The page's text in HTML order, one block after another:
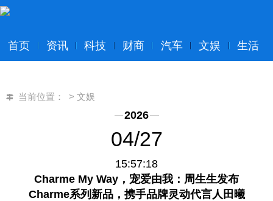
首页 资讯 科技 财商 汽车 文娱 生活
当前位置： > 文娱
2026
04/27
15:57:18
Charme My Way，宠爱由我：周生生发布
Charme系列新品，携手品牌灵动代言人田曦